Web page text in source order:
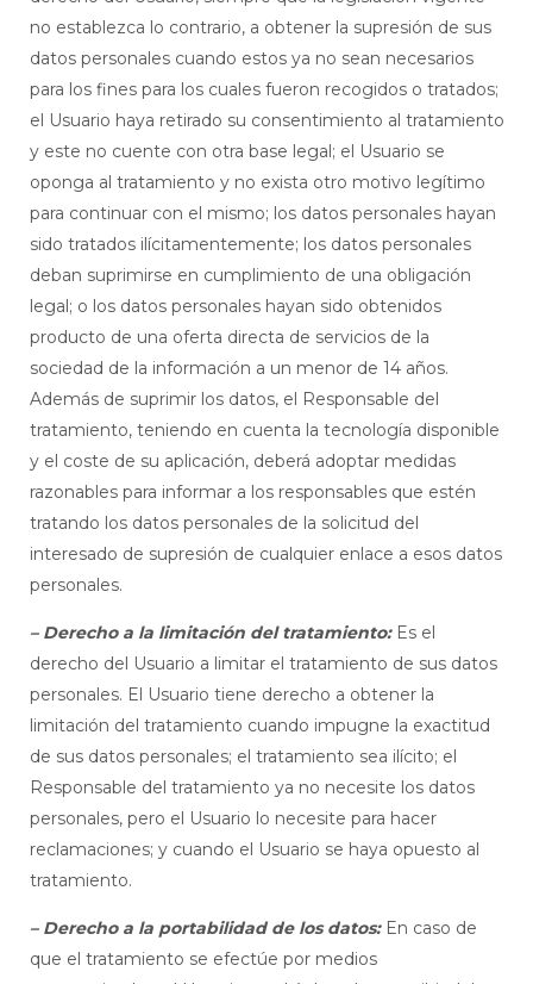
no establezca lo contrario, a obtener la supresión de sus
datos personales cuando estos ya no sean necesarios
para los fines para los cuales fueron recogidos o tratados;
el Usuario haya retirado su consentimiento al tratamiento
y este no cuente con otra base legal; el Usuario se
oponga al tratamiento y no exista otro motivo legítimo
para continuar con el mismo; los datos personales hayan
sido tratados ilícitamentemente; los datos personales
deban suprimirse en cumplimiento de una obligación
legal; o los datos personales hayan sido obtenidos
producto de una oferta directa de servicios de la
sociedad de la información a un menor de 14 años.
Además de suprimir los datos, el Responsable del
tratamiento, teniendo en cuenta la tecnología disponible
y el coste de su aplicación, deberá adoptar medidas
razonables para informar a los responsables que estén
tratando los datos personales de la solicitud del
interesado de supresión de cualquier enlace a esos datos
personales.
– Derecho a la limitación del tratamiento: Es el
derecho del Usuario a limitar el tratamiento de sus datos
personales. El Usuario tiene derecho a obtener la
limitación del tratamiento cuando impugne la exactitud
de sus datos personales; el tratamiento sea ilícito; el
Responsable del tratamiento ya no necesite los datos
personales, pero el Usuario lo necesite para hacer
reclamaciones; y cuando el Usuario se haya opuesto al
tratamiento.
– Derecho a la portabilidad de los datos: En caso de
que el tratamiento se efectúe por medios